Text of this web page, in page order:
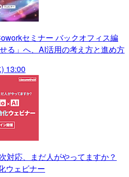
セミナー バックオフィス編
る」へ、AI活用の考え方と進め方
13:00
対応、まだ人がやってますか？
ウェビナー